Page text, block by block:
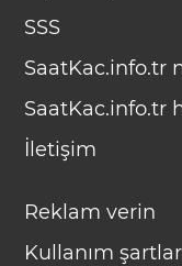
SSS
SaatKac.info.tr
SaatKac.info.tr
İletişim
Reklam verin
Kullanım